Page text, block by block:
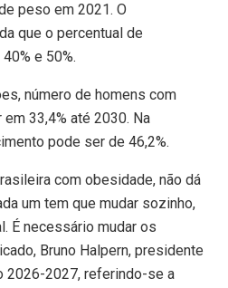
peso em 2021. O
que o percentual de
e 50%.
número de homens com
33,4% até 2030. Na
pode ser de 46,2%.
com obesidade, não dá
um tem que mudar sozinho,
É necessário mudar os
Bruno Halpern, presidente
2026-2027, referindo-se a